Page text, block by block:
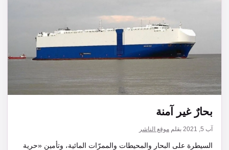
بحارٌ غير آمنة
آب 5, 2021 بقلم موقع الناشر
السيطرة على البحار والمحيطات والممرّات المائية، وتأمين «حرية